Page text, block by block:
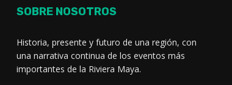
SOBRE NOSOTROS
Historia, presente y futuro de una región, con
una narrativa continua de los eventos más
importantes de la Riviera Maya.